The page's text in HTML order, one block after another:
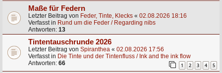
Maße für Federn
Letzter Beitrag von Feder, Tinte, Klecks « 02.08.2026 18:16
Verfasst in Rund um die Feder / Regarding nibs
Antworten: 13
Tintentauschrunde 2026
Letzter Beitrag von Spiranthea « 02.08.2026 17:56
Verfasst in Die Tinte und der Tintenfluss / Ink and the ink flow
Antworten: 66 1 2 3 4 5